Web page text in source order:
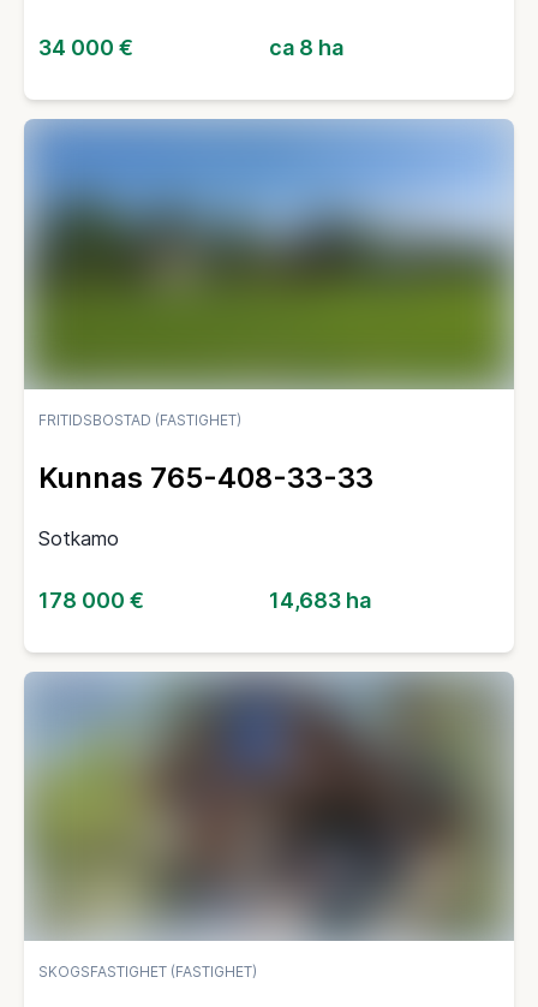
34 000 € ca 8 ha
FRITIDSBOSTAD (FASTIGHET)
Kunnas 765-408-33-33
Sotkamo
178 000 € 14,683 ha
SKOGSFASTIGHET (FASTIGHET)